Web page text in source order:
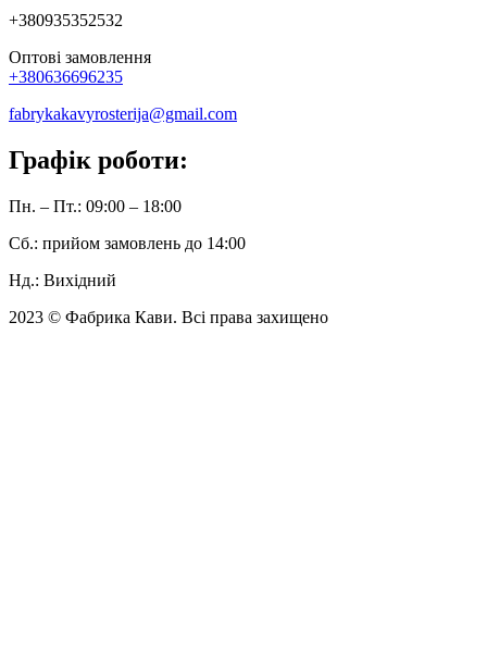
+380935352532
Оптові замовлення
+380636696235
fabrykakavyrosterija@gmail.com
Графік роботи:
Пн. – Пт.: 09:00 – 18:00
Cб.: прийом замовлень до 14:00
Нд.: Вихідний
2023 © Фабрика Кави. Всі права захищено